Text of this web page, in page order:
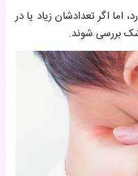
اما اگر تعدادشان زیاد یا در
بررسی شوند.